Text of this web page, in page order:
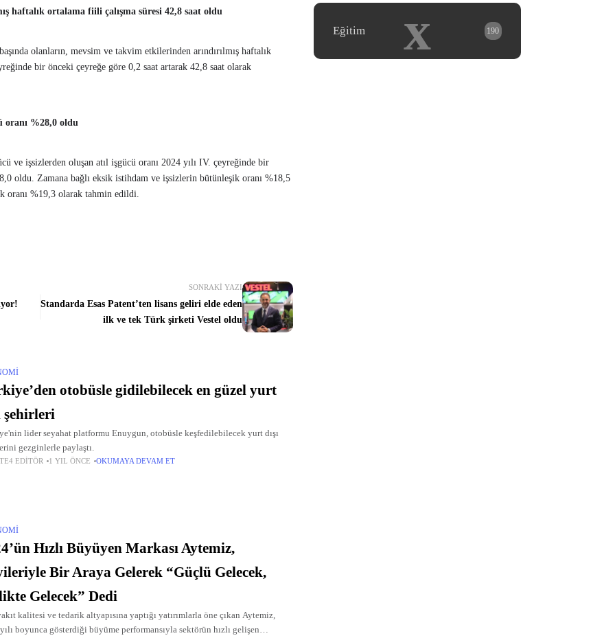
haftalık ortalama fiili çalışma süresi 42,8 saat oldu
olanların, mevsim ve takvim etkilerinden arındırılmış haftalık
bir önceki çeyreğe göre 0,2 saat artarak 42,8 saat olarak
oranı %28,0 oldu
ve işsizlerden oluşan atıl işgücü oranı 2024 yılı IV. çeyreğinde bir
oldu. Zamana bağlı eksik istihdam ve işsizlerin bütünleşik oranı %18,5
oranı %19,3 olarak tahmin edildi.
SONRAKI YAZI
Standarda Esas Patent’ten lisans geliri elde eden
ilk ve tek Türk şirketi Vestel oldu
otobüsle gidilebilecek en güzel yurt
şehirleri
lider seyahat platformu Enuygun, otobüsle keşfedilebilecek yurt dışı
gezginlerle paylaştı.
EDITÖR 1 YIL ÖNCE OKUMAYA DEVAM ET
Hızlı Büyüyen Markası Aytemiz,
Bir Araya Gelerek “Güçlü Gelecek,
Gelecek” Dedi
kalitesi ve tedarik altyapısına yaptığı yatırımlarla öne çıkan Aytemiz,
boyunca gösterdiği büyüme performansıyla sektörün hızlı gelişen
x
Eğitim 190